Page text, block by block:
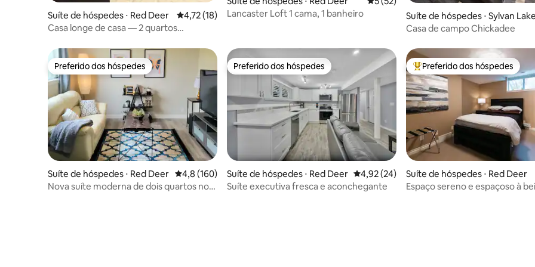
Suíte de hóspedes ⋅ Red Deer 4,72 de uma avaliação média de 5, 18 avaliações
4,72 (18)
Casa longe de casa — 2 quartos
Lancaster Loft 1 cama, 1 banheiro
Suíte de hóspedes ⋅ Sylvan Lake
Casa de campo Chickadee
Preferido dos hóspedes
Preferido dos hóspedes
Suíte de hóspedes ⋅ Red Deer 4,8 de uma avaliação média de 5, 160 avaliações
4,8 (160)
Nova suíte moderna de dois quartos no
Preferido dos hóspedes
Preferido dos hóspedes
Suíte de hóspedes ⋅ Red Deer 4,92 de uma avaliação média de 5, 24
4,92 (24)
Suíte executiva fresca e aconchegante
Entre os melhores preferidos
Preferido dos hóspedes
Suíte de hóspedes ⋅ Red Deer
Espaço sereno e espaçoso à